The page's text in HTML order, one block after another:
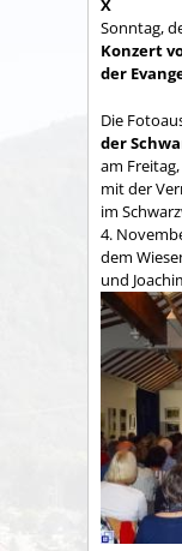
X
Sonntag,
Konzert
der
Die
der
am
mit der
im
4.
dem
und